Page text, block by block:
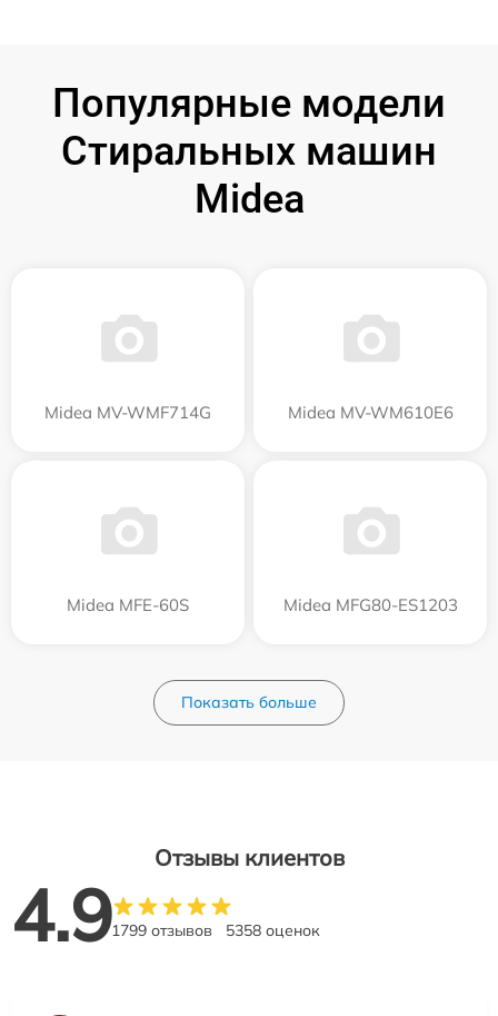
Популярные модели
Стиральных машин
Midea
Midea MV-WMF714G Midea MV-WM610E6
Midea MFE-60S Midea MFG80-ES1203
Показать больше
Отзывы клиентов
4.91799 отзывов 5358 оценок